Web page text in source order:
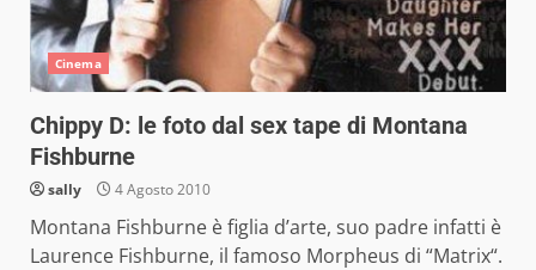
Cinema
Chippy D: le foto dal sex tape di Montana
Fishburne
sally 4 Agosto 2010
Montana Fishburne è figlia d’arte, suo padre infatti è
Laurence Fishburne, il famoso Morpheus di “Matrix“.